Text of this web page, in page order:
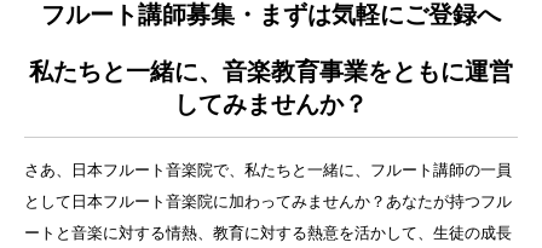
フルート講師募集・まずは気軽にご登録へ
私たちと一緒に、音楽教育事業をともに運営
してみませんか？
さあ、日本フルート音楽院で、私たちと一緒に、フルート講師の一員
として日本フルート音楽院に加わってみませんか？あなたが持つフル
ートと音楽に対する情熱、教育に対する熱意を活かして、生徒の成長